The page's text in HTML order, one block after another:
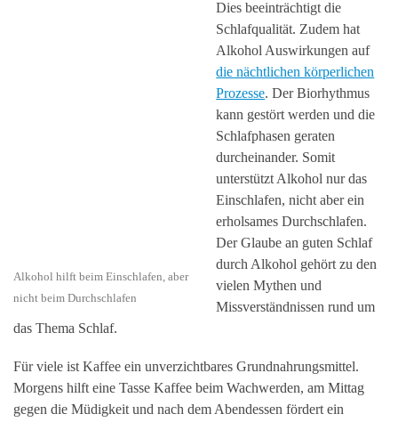
Alkohol hilft beim Einschlafen, aber
nicht beim Durchschlafen
Dies beeinträchtigt die
Schlafqualität. Zudem hat
Alkohol Auswirkungen auf
die nächtlichen körperlichen
Prozesse. Der Biorhythmus
kann gestört werden und die
Schlafphasen geraten
durcheinander. Somit
unterstützt Alkohol nur das
Einschlafen, nicht aber ein
erholsames Durchschlafen.
Der Glaube an guten Schlaf
durch Alkohol gehört zu den
vielen Mythen und
Missverständnissen rund um
das Thema Schlaf.
Für viele ist Kaffee ein unverzichtbares Grundnahrungsmittel.
Morgens hilft eine Tasse Kaffee beim Wachwerden, am Mittag
gegen die Müdigkeit und nach dem Abendessen fördert ein